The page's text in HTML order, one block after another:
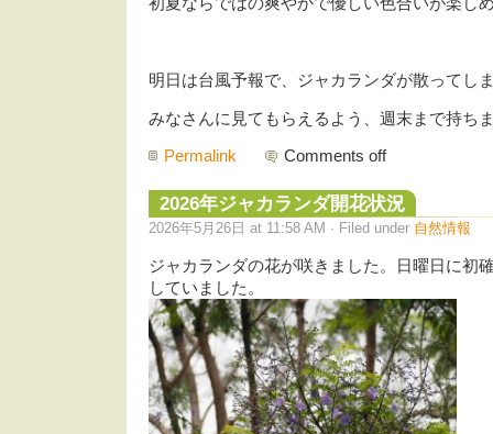
明日は台風予報で、ジャカランダが散ってし
みなさんに見てもらえるよう、週末まで持ち
Permalink Comments off
2026年ジャカランダ開花状況
2026年5月26日 at 11:58 AM · Filed under 自然情報
ジャカランダの花が咲きました。日曜日に初
していました。